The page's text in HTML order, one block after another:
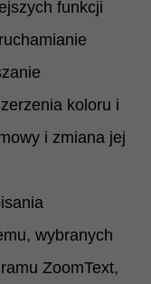
funkcji
koloru i
i zmiana jej
wybranych
ZoomText,